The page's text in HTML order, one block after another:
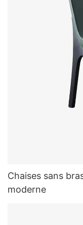
Chaises sans
moderne